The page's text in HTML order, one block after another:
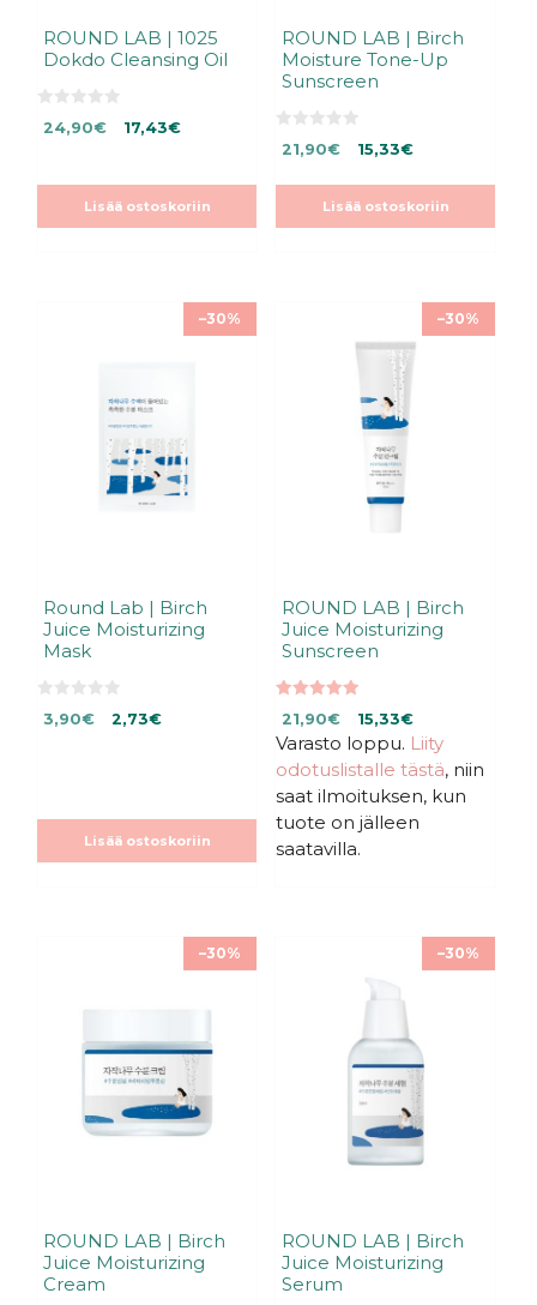
ROUND LAB | 1025
Dokdo Cleansing Oil
5Alkuperäinen
24,90€Nykyinen
17,43€
Lisää ostoskoriin
ROUND LAB | Birch
Moisture Tone-Up
Sunscreen
5
s
Alkuperäinen
21,90€.
21,90€Nykyinen
21,90€.
15,33€
Lisää ostoskoriin
–30%
Round Lab | Birch
Juice Moisturizing
Mask
5Alkuperäinen
3,90€Nykyinen
2,73€
Lisää ostoskoriin
–30%
ROUND LAB | Birch
Juice Moisturizing
Sunscreen
5:stä
Alkuperäinen
hinta
oli:
21,90€.
21,90€Nykyinen
hinta
on:
21,90€.
15,33€
Varasto loppu. Liity
odotuslistalle tästä, niin
saat ilmoituksen, kun
tuote on jälleen
saatavilla.
–30%
ROUND LAB | Birch
Juice Moisturizing
Cream
–30%
ROUND LAB | Birch
Juice Moisturizing
Serum